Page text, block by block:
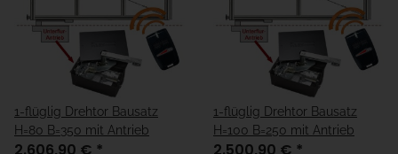
1-flüglig Drehtor Bausatz
H=80 B=350 mit Antrieb
1-flüglig Drehtor Bausatz
H=100 B=250 mit Antrieb